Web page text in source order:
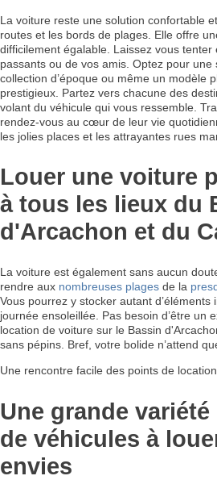
La voiture reste une solution confortable
routes et les bords de plages. Elle offre
difficilement égalable. Laissez vous
passants ou de vos amis. Optez pour une
collection d’époque ou même un modèle
prestigieux. Partez vers chacune des
volant du véhicule qui vous ressemble.
rendez-vous au cœur de leur vie
les jolies places et les attrayantes rues
Louer une voiture
à tous les lieux du
d'Arcachon et du
La voiture est également sans aucun
rendre aux nombreuses plages de la
Vous pourrez y stocker autant
journée ensoleillée. Pas besoin d’être un
location de voiture sur le Bassin
sans pépins. Bref, votre bolide n’attend
Une rencontre facile des points de
Une grande
de véhicules à
envies